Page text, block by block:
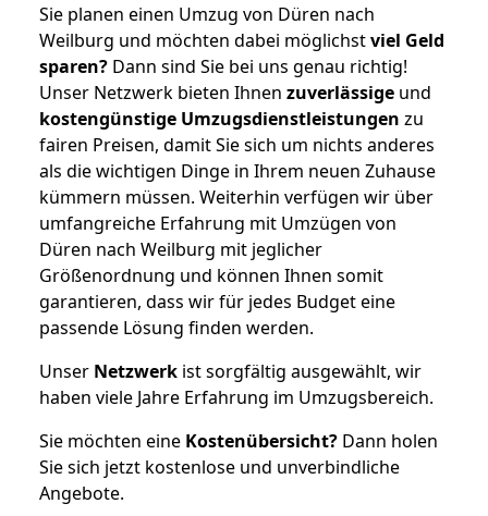
Sie planen einen Umzug von Düren nach
Weilburg und möchten dabei möglichstviel Geld
sparen? Dann sind Sie bei uns genau richtig!
Unser Netzwerk bieten Ihnen zuverlässige und
kostengünstige Umzugsdienstleistungen zu
fairen Preisen, damit Sie sich um nichts anderes
als die wichtigen Dinge in Ihrem neuen Zuhause
kümmern müssen. Weiterhin verfügen wir über
umfangreiche Erfahrung mit Umzügen von
Düren nach Weilburg mit jeglicher
Größenordnung und können Ihnen somit
garantieren, dass wir für jedes Budget eine
passende Lösung finden werden.
Unser Netzwerk ist sorgfältig ausgewählt, wir
haben viele Jahre Erfahrung im Umzugsbereich.
Sie möchten eine Kostenübersicht? Dann holen
Sie sich jetzt kostenlose und unverbindliche
Angebote.